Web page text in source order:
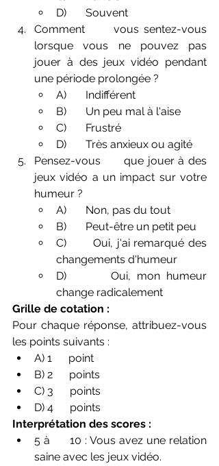
D)       Souvent
Comment      vous sentez-vous
lorsque vous ne pouvez pas
jouer à des jeux vidéo pendant
une période prolongée ?
A)       Indifférent
B)       Un peu mal à l'aise
C)       Frustré
D)       Très anxieux ou agité
Pensez-vous      que jouer à des
jeux vidéo a un impact sur votre
humeur ?
A)       Non, pas du tout
B)       Peut-être un petit peu
C)       Oui, j'ai remarqué des
changements d'humeur
D)       Oui, mon humeur
change radicalement
Grille de cotation :
Pour chaque réponse, attribuez-vous
les points suivants :
A) 1      point
B) 2      points
C) 3      points
D) 4      points
Interprétation des scores :
5 à      10 : Vous avez une relation
saine avec les jeux vidéo.